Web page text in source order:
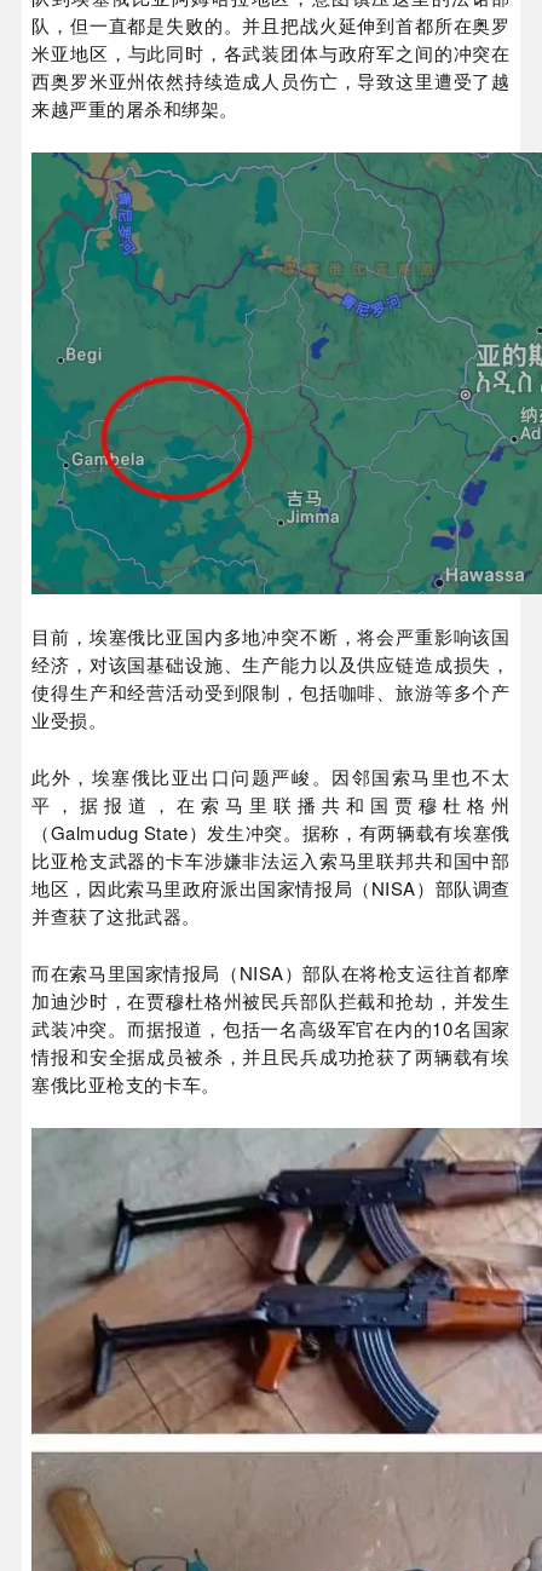
队，但一直都是失败的。并且把战火延伸到首都所在奥罗
米亚地区， 与此同时，各武装团体与政府军之间的冲突在
西奥罗米亚州依然持续造成人员伤亡，导致这里遭受了越
来越严重的屠杀和绑架。
目前，埃塞俄比亚国内多地冲突不断，将会严重影响该国
经济，对该国基础设施、生产能力以及供应链造成损失，
使得生产和经营活动受到限制，包括咖啡、旅游等多个产
业受损。
此外，埃塞俄比亚出口问题严峻。因邻国索马里也不太
平，据报道，在索马里联播共和国贾穆杜格州
（Galmudug State）发生冲突。
据称，有两辆载有埃塞俄
比亚枪支武器的卡车涉嫌非法运入索马里联邦共和国中部
地区，因此索马里政府派出国家情报局（ NISA）部队调查
并查获了这批武器。
而在索马里国家情报局（NISA）部队在将枪支运往首都摩
加迪沙时，在贾穆杜格州被民兵部队拦截和抢劫，并发生
武装冲突。而据报道，包括一名高级军官在内的10名国家
情报和安全据成员被杀，并且民兵成功抢获了两辆载有埃
塞俄比亚枪支的卡车。